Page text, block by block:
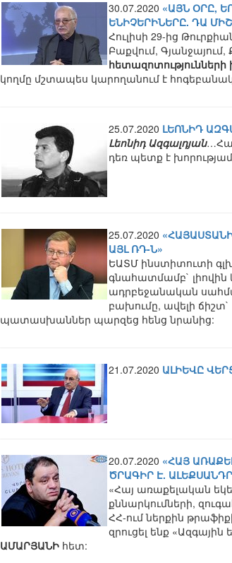
30.07.2020 «ԱՅՆ ՕՐԸ,
ԵՆԻՉԵՐԻՆԵՐԸ. ԴԱ
Հուլիսի 29-ից
Բաքվում,
կողմը մշտապես կարողանում է
25.07.2020 ԼԵՈՆԻԴ
Լեոնիդ Ազգալդյան
դեռ պետք է
25.07.2020
ԱՅԼ ՌԴ-Ն»
ԵԱՏՄ ինստիտուտի
գնահատմամբ` լիովին
ադրբեջանական
բախումը, ավելի
պատասխաններ պարզեց հենց նրանից:
21.07.2020 ԱԼԻԵՎԸ
20.07.2020 «ՀԱՅ
ԾՐԱԳԻՐ Է.
«Հայ առաքելական
քննարկումների,
ՀՀ-ում ներքին
զրուցել ենք
ԱՄԱՐՅԱՆԻ հետ: